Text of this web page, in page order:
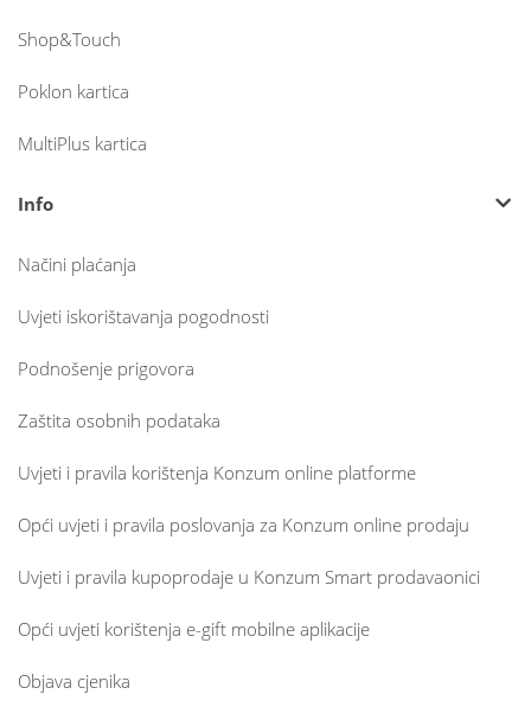
Shop&Touch
Poklon kartica
MultiPlus kartica
Info
Načini plaćanja
Uvjeti iskorištavanja pogodnosti
Podnošenje prigovora
Zaštita osobnih podataka
Uvjeti i pravila korištenja Konzum online platforme
Opći uvjeti i pravila poslovanja za Konzum online prodaju
Uvjeti i pravila kupoprodaje u Konzum Smart prodavaonici
Opći uvjeti korištenja e-gift mobilne aplikacije
Objava cjenika